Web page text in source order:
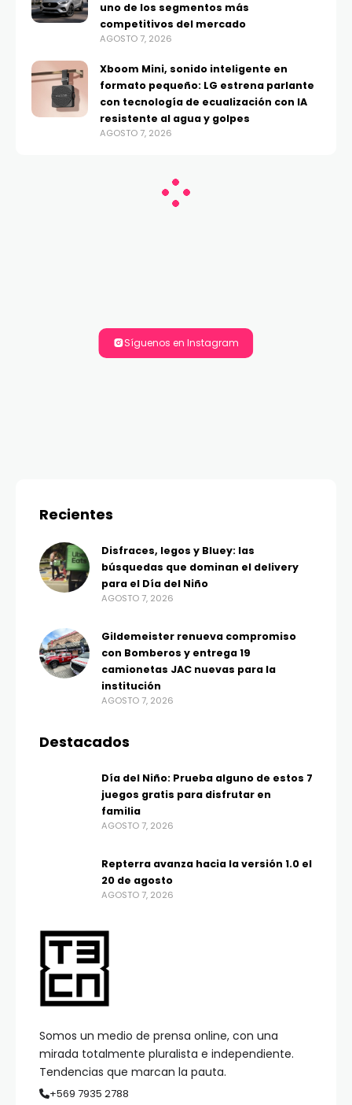
uno de los segmentos más
competitivos del mercado
AGOSTO 7, 2026
Xboom Mini, sonido inteligente en
formato pequeño: LG estrena parlante
con tecnología de ecualización con IA
resistente al agua y golpes
AGOSTO 7, 2026
Síguenos en Instagram
Somos un medio de prensa online, con una
mirada totalmente pluralista e independiente.
Tendencias que marcan la pauta.
+569 7935 2788
Recientes
Disfraces, legos y Bluey: las
búsquedas que dominan el delivery
para el Día del Niño
AGOSTO 7, 2026
Gildemeister renueva compromiso
con Bomberos y entrega 19
camionetas JAC nuevas para la
institución
AGOSTO 7, 2026
Destacados
Día del Niño: Prueba alguno de estos 7
juegos gratis para disfrutar en
familia
AGOSTO 7, 2026
Repterra avanza hacia la versión 1.0 el
20 de agosto
AGOSTO 7, 2026